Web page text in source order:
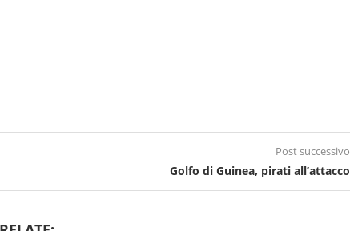
Post successivo
Golfo di Guinea, pirati all’attacco